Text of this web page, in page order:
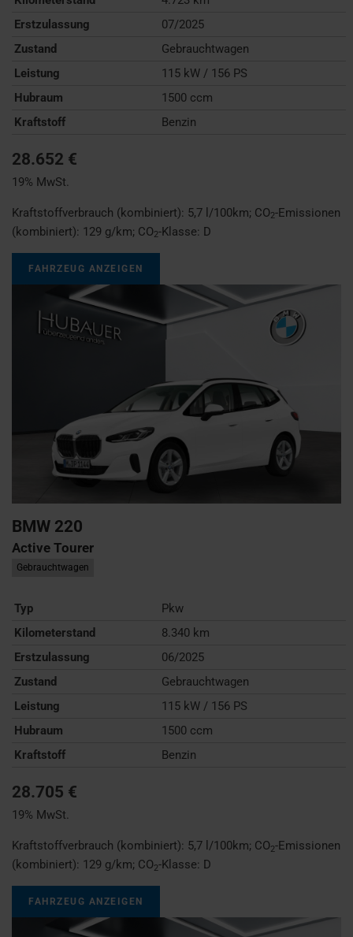
Erstzulassung
07/2025
Zustand
Gebrauchtwagen
Leistung
115 kW / 156 PS
Hubraum
1500 ccm
Kraftstoff
Benzin
28.652 €
19% MwSt.
Kraftstoffverbrauch (kombiniert): 5,7 l/100km; CO2-Emissionen
(kombiniert): 129 g/km; CO2-Klasse: D
FAHRZEUG ANZEIGEN
BMW 220
Active Tourer
Gebrauchtwagen
Typ
Pkw
Kilometerstand
8.340 km
Erstzulassung
06/2025
Zustand
Gebrauchtwagen
Leistung
115 kW / 156 PS
Hubraum
1500 ccm
Kraftstoff
Benzin
28.705 €
19% MwSt.
Kraftstoffverbrauch (kombiniert): 5,7 l/100km; CO2-Emissionen
(kombiniert): 129 g/km; CO2-Klasse: D
FAHRZEUG ANZEIGEN